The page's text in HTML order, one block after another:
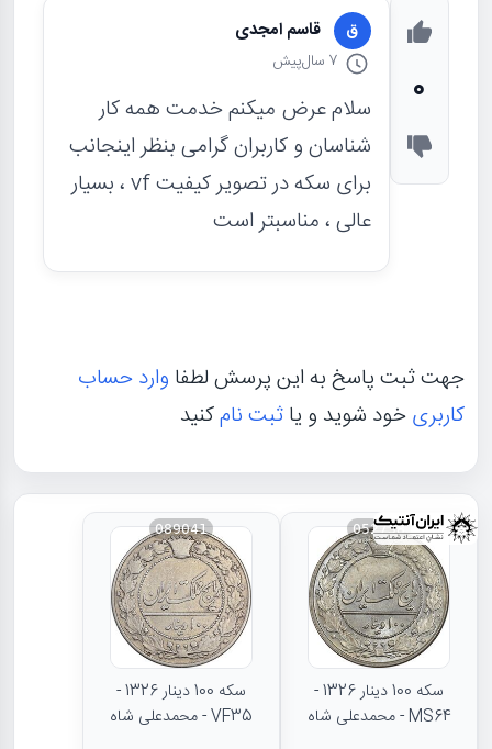
0
ق قاسم امجدی
7 سال پیش
سلام عرض میکنم خدمت همه کار
شناسان و کاربران گرامی بنظر اینجانب
برای سکه در تصویر کیفیت vf ، بسیار
عالی ، مناسبتر است
جهت ثبت پاسخ به این پرسش لطفا وارد حساب
کاربریخود شوید و یاثبت نامکنید
052738
سکه 100 دینار 1326 -
MS64 - محمدعلی شاه
089041
سکه 100 دینار 1326 -
VF35 - محمدعلی شاه